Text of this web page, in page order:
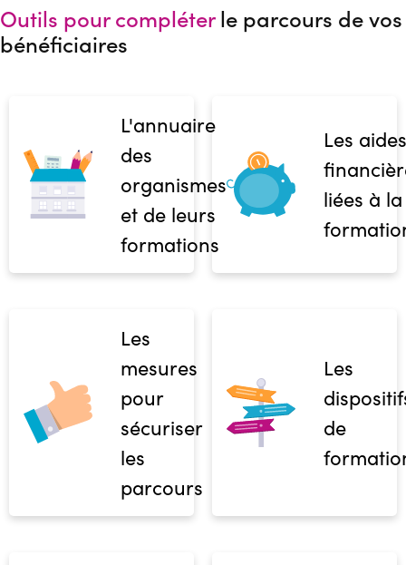
Outils pour compléterle parcours de vos
bénéficiaires
L'annuaire
des
organismes
et de leurs
formations
Les aides
liées à la
Les
mesures
pour
sécuriser
les
parcours
Les
de